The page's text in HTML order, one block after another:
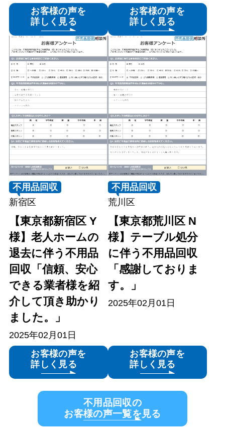
お客様の声を
詳しく見る
お客様の声を
詳しく見る
不用品回収
新宿区
【東京都新宿区 Y
様】老人ホームの
退去に伴う不用品
回収「信頼、安心
できる業者様を紹
介して頂き助かり
ました。」
2025年02月01日
お客様の声を
詳しく見る
不用品回収
荒川区
【東京都荒川区 N
様】テーブル処分
に伴う不用品回収
「感謝しておりま
す。」
2025年02月01日
お客様の声を
詳しく見る
不用品回収の
お客様の声一覧を見る